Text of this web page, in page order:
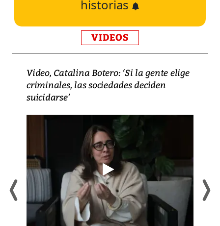
historias
VIDEOS
Video, Catalina Botero: ‘Si la gente elige
criminales, las sociedades deciden
suicidarse’